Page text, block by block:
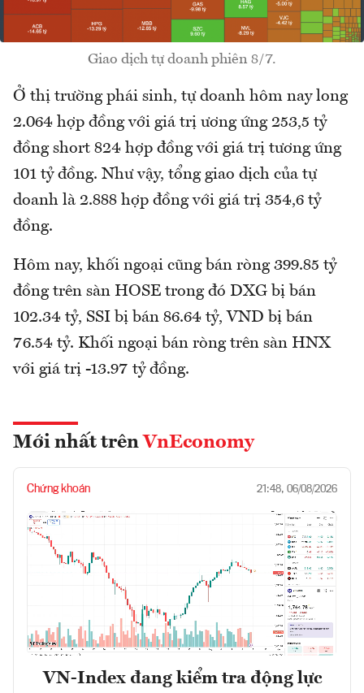
Giao dịch tự doanh phiên 8/7.
Ở thị trường phái sinh, tự doanh hôm nay long
2.064 hợp đồng với giá trị ương ứng 253,5 tỷ
đồng short 824 hợp đồng với giá trị tương ứng
101 tỷ đồng. Như vậy, tổng giao dịch của tự
doanh là 2.888 hợp đồng với giá trị 354,6 tỷ
đồng.
Hôm nay, khối ngoại cũng bán ròng 399.85 tỷ
đồng trên sàn HOSE trong đó DXG bị bán
102.34 tỷ, SSI bị bán 86.64 tỷ, VND bị bán
76.54 tỷ. Khối ngoại bán ròng trên sàn HNX
với giá trị -13.97 tỷ đồng.
Mới nhất trên VnEconomy
Chứng khoán 21:48, 06/08/2026
VN-Index đang kiểm tra động lực